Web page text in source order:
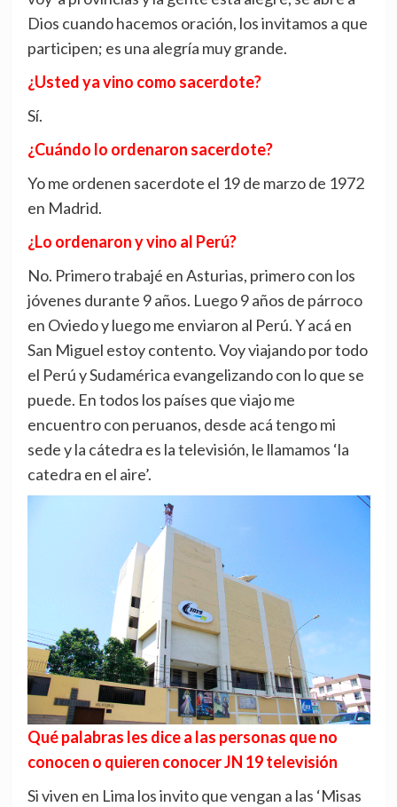
Dios cuando hacemos oración, los invitamos a que
participen; es una alegría muy grande.
¿Usted ya vino como sacerdote?
Sí.
¿Cuándo lo ordenaron sacerdote?
Yo me ordenen sacerdote el 19 de marzo de 1972
en Madrid.
¿Lo ordenaron y vino al Perú?
No. Primero trabajé en Asturias, primero con los
jóvenes durante 9 años. Luego 9 años de párroco
en Oviedo y luego me enviaron al Perú. Y acá en
San Miguel estoy contento. Voy viajando por todo
el Perú y Sudamérica evangelizando con lo que se
puede. En todos los países que viajo me
encuentro con peruanos, desde acá tengo mi
sede y la cátedra es la televisión, le llamamos ‘la
catedra en el aire’.
Qué palabras les dice a las personas que no
conocen o quieren conocer JN 19 televisión
Si viven en Lima los invito que vengan a las ‘Misas